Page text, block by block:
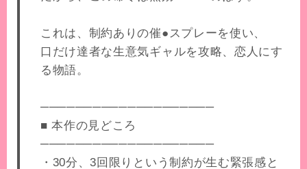
これは、制約ありの催●スプレーを使い、
口だけ達者な生意気ギャルを攻略、恋人にす
る物語。
────────────────────
■ 本作の見どころ
────────────────────
・30分、3回限りという制約が生む緊張感と